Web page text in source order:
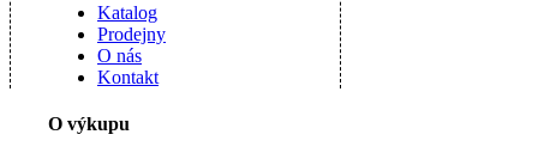
Katalog
Prodejny
O nás
Kontakt
O výkupu